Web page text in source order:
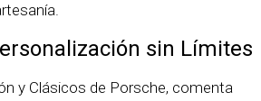
sin Límites
y Clásicos de Porsche, comenta